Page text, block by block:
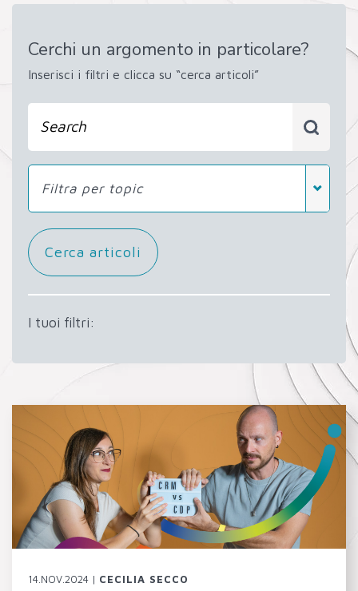
Cerchi un argomento in particolare?
Inserisci i filtri e clicca su “cerca articoli”
Filtra per topic
Cerca articoli
I tuoi filtri:
14.NOV.2024 | CECILIA SECCO